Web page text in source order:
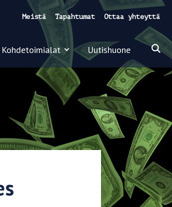
Kohdetoimialat Uutishuone
Meistä Tapahtumat Ottaa yhteyttä